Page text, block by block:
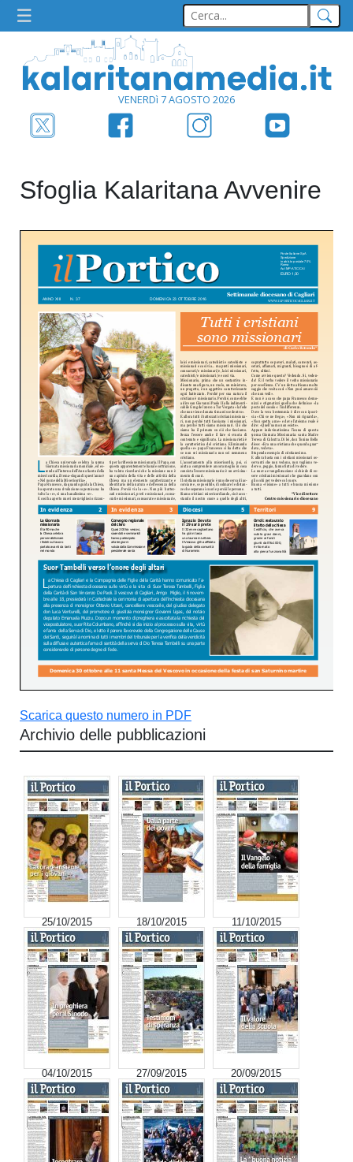
VENERDì 7 AGOSTO 2026
Sfoglia Kalaritana Avvenire
Scarica questo numero in PDF
Archivio delle pubblicazioni
25/10/2015 18/10/2015 11/10/2015
04/10/2015 27/09/2015 20/09/2015